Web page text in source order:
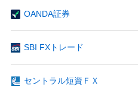
OANDA証券
SBI FXトレード
セントラル短資ＦＸ